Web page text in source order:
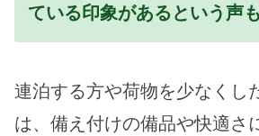
ている印象があるという声も
連泊する方や荷物を少なくし
は、備え付けの備品や快適さ